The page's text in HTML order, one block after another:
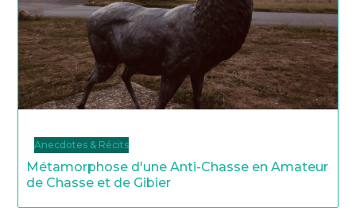
Anecdotes & Récits
Métamorphose d'une Anti-Chasse en Amateur
de Chasse et de Gibier